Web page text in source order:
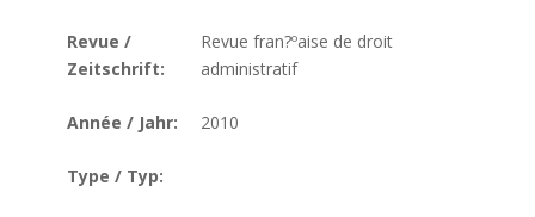
Revue /
Zeitschrift:
Revue fran?ºaise de droit
administratif
Année / Jahr: 2010
Type / Typ: